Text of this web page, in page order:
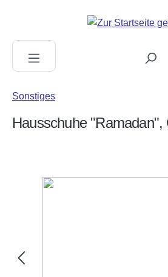
Sonstiges
Hausschuhe "Ramadan",
Bildergalerie überspringen